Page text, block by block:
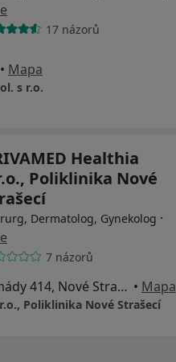
17 názorů
• Mapa
s r.o.
Healthia
Poliklinika Nové
Dermatolog, Gynekolog ·
7 názorů
Československé armády 414, Nové Strašecí • Mapa
Poliklinika Nové Strašecí